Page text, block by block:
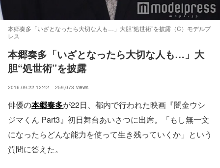
本郷奏多「いざとなったら大切な人も…」大胆“処世術”を披露（C）モデルプ
レス
本郷奏多「いざとなったら大切な人も…」大
胆“処世術”を披露
2016.09.22 12:42 259,073 views
俳優の本郷奏多が22日、都内で行われた映画『闇金ウシ
ジマくん Part3』初日舞台あいさつに出席。「もし無一文
になったらどんな能力を使って生き残っていくか」という
質問に答えた。